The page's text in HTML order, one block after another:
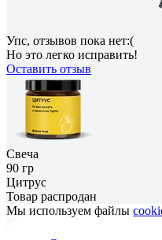
Упс, отзывов пока нет:(
Но это легко исправить!
Оставить отзыв
Свеча
90 гр
Цитрус
Товар распродан
Мы используем файлы